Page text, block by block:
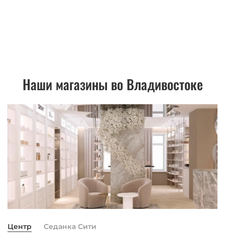
Наши магазины во Владивостоке
Центр Седанка Сити